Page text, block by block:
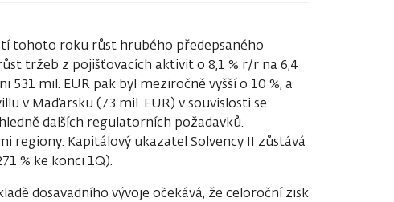
tohoto roku růst hrubého předepsaného
tržeb z pojišťovacích aktivit o 8,1 % r/r na 6,4
531 mil. EUR pak byl meziročně vyšší o 10 %, a
v Maďarsku (73 mil. EUR) v souvislosti se
dalších regulatorních požadavků.
regiony. Kapitálový ukazatel Solvency II zůstává
% ke konci 1Q).
dosavadního vývoje očekává, že celoroční zisk